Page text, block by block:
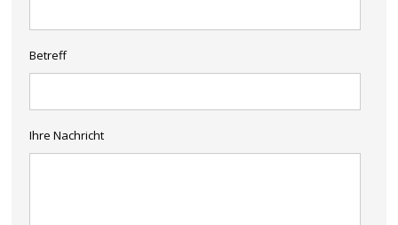
Betreff
Ihre Nachricht